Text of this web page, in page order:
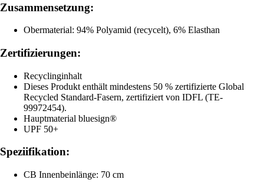
Zusammensetzung:
Obermaterial: 94% Polyamid (recycelt), 6% Elasthan
Zertifizierungen:
Recyclinginhalt
Dieses Produkt enthält mindestens 50 % zertifizierte Global
Recycled Standard-Fasern, zertifiziert von IDFL (TE-
99972454).
Hauptmaterial bluesign®
UPF 50+
Speziifikation:
CB Innenbeinlänge: 70 cm